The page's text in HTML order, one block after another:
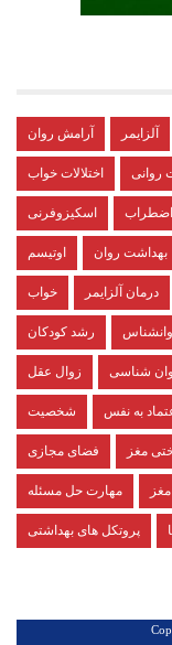
آرامش روان آلزایمر
اختلالات خواب روانی
اسکیزوفرنی اضطراب
اوتیسم بهداشت روان
خواب درمان آلزایمر
رشد کودکان
زوال عقل شناسی
شخصیت به نفس
فضای مجازی مغز
مهارت حل مسئله
پروتکل های بهداشتی